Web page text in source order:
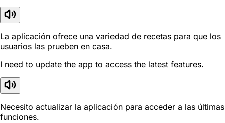
La aplicación ofrece una variedad de recetas para que los
usuarios las prueben en casa.
I need to update the app to access the latest features.
Necesito actualizar la aplicación para acceder a las últimas
funciones.